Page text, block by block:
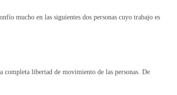
mucho en las siguientes dos personas cuyo trabajo es
libertad de movimiento de las personas. De